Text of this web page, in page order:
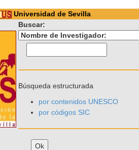
Universidad de Sevilla
Buscar:
Búsqueda estructurada
por contenidos UNESCO
por códigos SIC